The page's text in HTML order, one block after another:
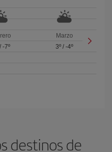
-7º
Marzo
3º /-4º
destinos de